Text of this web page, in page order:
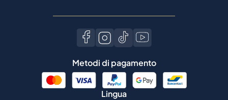
Metodi di pagamento
Lingua